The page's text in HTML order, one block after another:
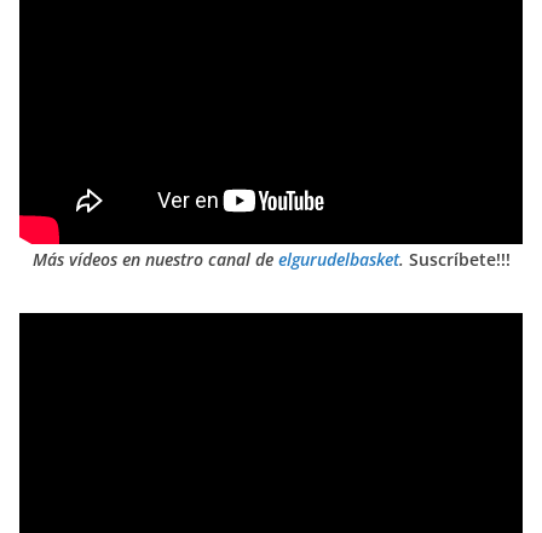
Más vídeos en nuestro canal de elgurudelbasket. Suscríbete!!!